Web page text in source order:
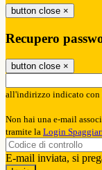
button close ×
Recupero
button close ×
all'indirizzo indicato con
Non hai una e-mail
tramite la Login
E-mail inviata, si